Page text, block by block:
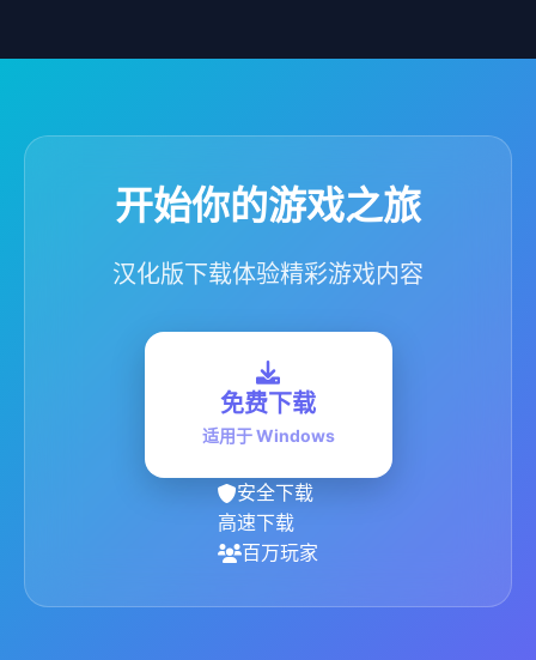
开始你的游戏之旅
汉化版下载体验精彩游戏内容
免费下载
适用于 Windows
安全下载
高速下载
百万玩家